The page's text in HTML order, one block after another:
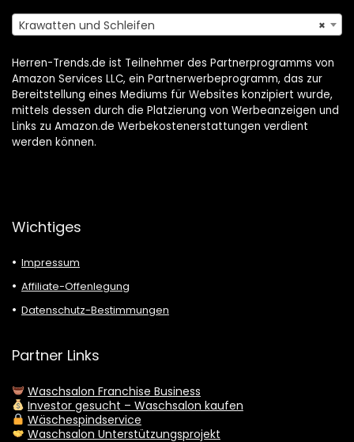
×
Krawatten und Schleifen
Herren-Trends.de ist Teilnehmer des Partnerprogramms von
Amazon Services LLC, ein Partnerwerbeprogramm, das zur
Bereitstellung eines Mediums für Websites konzipiert wurde,
mittels dessen durch die Platzierung von Werbeanzeigen und
Links zu Amazon.de Werbekostenerstattungen verdient
werden können.
Wichtiges
Impressum
Affiliate-Offenlegung
Datenschutz-Bestimmungen
Partner Links
Waschsalon Franchise Business
Investor gesucht – Waschsalon kaufen
Wäschespindservice
Waschsalon Unterstützungsprojekt